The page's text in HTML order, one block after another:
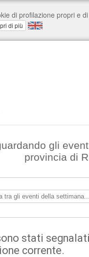
gli
provincia di
stati
corrente.